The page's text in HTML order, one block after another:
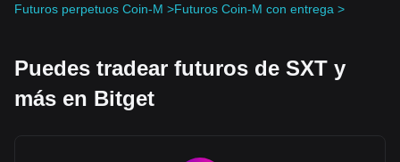
Futuros perpetuos Coin-M >Futuros Coin-M con entrega >
Puedes tradear futuros de SXT y
más en Bitget